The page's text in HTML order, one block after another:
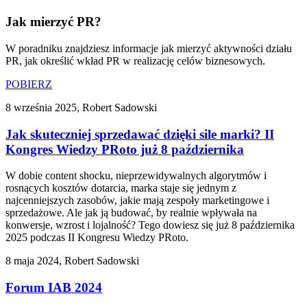
Jak mierzyć PR?
W poradniku znajdziesz informacje jak mierzyć aktywności działu
PR, jak określić wkład PR w realizację celów biznesowych.
POBIERZ
8 września 2025, Robert Sadowski
Jak skuteczniej sprzedawać dzięki sile marki? II
Kongres Wiedzy PRoto już 8 października
W dobie content shocku, nieprzewidywalnych algorytmów i
rosnących kosztów dotarcia, marka staje się jednym z
najcenniejszych zasobów, jakie mają zespoły marketingowe i
sprzedażowe. Ale jak ją budować, by realnie wpływała na
konwersje, wzrost i lojalność? Tego dowiesz się już 8 października
2025 podczas II Kongresu Wiedzy PRoto.
8 maja 2024, Robert Sadowski
Forum IAB 2024